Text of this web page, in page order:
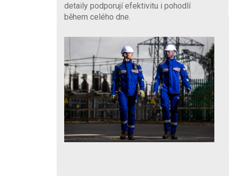
detaily podporují efektivitu i pohodlí
během celého dne.